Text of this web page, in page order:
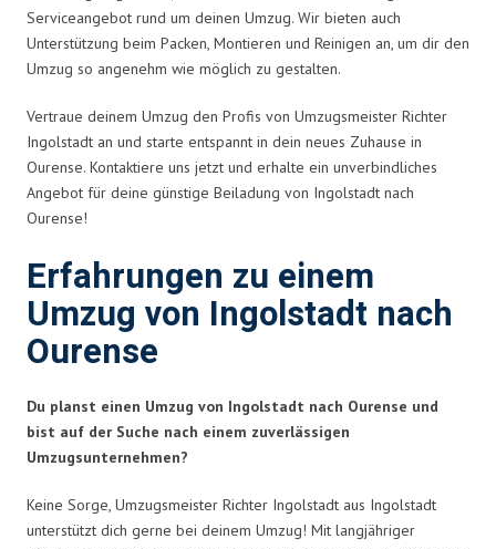
Serviceangebot rund um deinen Umzug. Wir bieten auch
Unterstützung beim Packen, Montieren und Reinigen an, um dir den
Umzug so angenehm wie möglich zu gestalten.
Vertraue deinem Umzug den Profis von Umzugsmeister Richter
Ingolstadt an und starte entspannt in dein neues Zuhause in
Ourense. Kontaktiere uns jetzt und erhalte ein unverbindliches
Angebot für deine günstige Beiladung von Ingolstadt nach
Ourense!
Erfahrungen zu einem
Umzug von Ingolstadt nach
Ourense
Du planst einen Umzug von Ingolstadt nach Ourense und
bist auf der Suche nach einem zuverlässigen
Umzugsunternehmen?
Keine Sorge, Umzugsmeister Richter Ingolstadt aus Ingolstadt
unterstützt dich gerne bei deinem Umzug! Mit langjähriger